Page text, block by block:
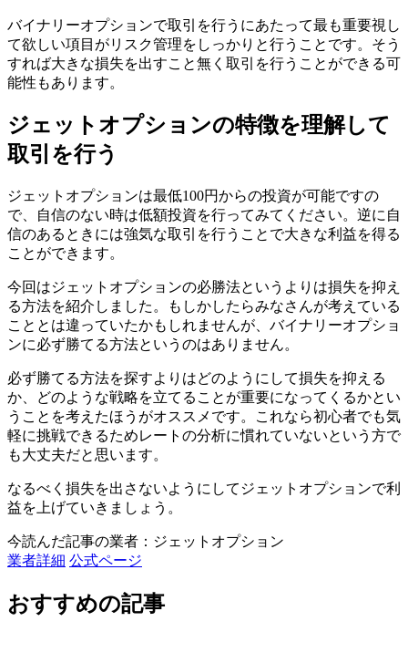
バイナリーオプションで取引を行うにあたって最も重要視し
て欲しい項目がリスク管理をしっかりと行うことです。 そう
すれば大きな損失を出すこと無く取引を行うことができる可
能性もあります。
ジェットオプションの特徴を理解して
取引を行う
ジェットオプションは最低100円からの投資が可能ですの
で、自信のない時は低額投資を行ってみてください。逆に自
信のあるときには強気な取引を行うことで大きな利益を得る
ことができます。
今回はジェットオプションの必勝法というよりは損失を抑え
る方法を紹介しました。もしかしたらみなさんが考えている
こととは違っていたかもしれませんが、バイナリーオプショ
ンに必ず勝てる方法というのはありません。
必ず勝てる方法を探すよりはどのようにして損失を抑える
か、どのような戦略を立てることが重要になってくるかとい
うことを考えたほうがオススメです。
これなら初心者でも気
軽に挑戦できるためレートの分析に慣れていないという方で
も大丈夫だと思います。
なるべく損失を出さないようにしてジェットオプションで利
益を上げていきましょう。
今読んだ記事の業者：ジェットオプション
業者詳細 公式ページ
おすすめの記事